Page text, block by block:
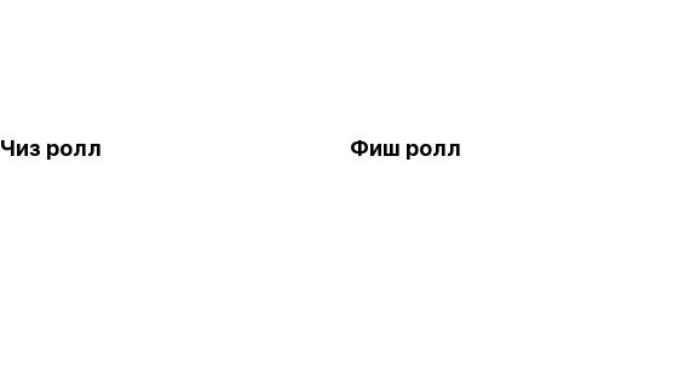
Чиз ролл Фиш ролл